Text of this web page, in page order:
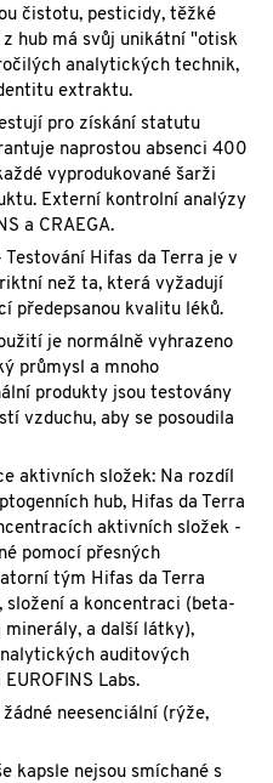
čistotu, pesticidy, těžké
hub má svůj unikátní "otisk
analytických technik,
extraktu.
pro získání statutu
naprostou absenci 400
vyprodukované šarži
Externí kontrolní analýzy
a CRAEGA.
Testování Hifas da Terra je v
než ta, která vyžadují
předepsanou kvalitu léků.
je normálně vyhrazeno
průmysl a mnoho
produkty jsou testovány
vzduchu, aby se posoudila
aktivních složek: Na rozdíl
hub, Hifas da Terra
aktivních složek -
pomocí přesných
tým Hifas da Terra
a koncentraci (beta-
a další látky),
auditových
Labs.
žádné neesenciální (rýže,
kapsle nejsou smíchané s